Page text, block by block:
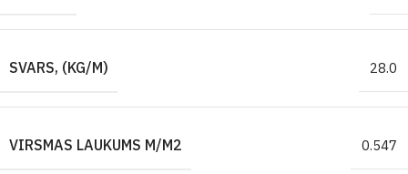
SVARS, (KG/M) 28.0
VIRSMAS LAUKUMS M/M2 0.547